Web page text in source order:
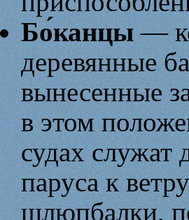
Бо́канцы—
деревянные
вынесенные
в этом
судах служат
паруса к
шлюпбалки,